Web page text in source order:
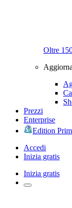
Oltre
Prezzi
Enterprise
Edition
Accedi
Inizia gratis
Inizia gratis